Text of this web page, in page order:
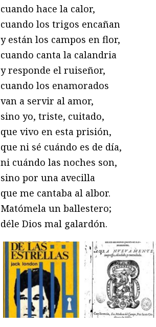
cuando hace la calor,
cuando los trigos encañan
y están los campos en flor,
cuando canta la calandria
y responde el ruiseñor,
cuando los enamorados
van a servir al amor,
sino yo, triste, cuitado,
que vivo en esta prisión,
que ni sé cuándo es de día,
ni cuándo las noches son,
sino por una avecilla
que me cantaba al albor.
Matómela un ballestero;
déle Dios mal galardón.